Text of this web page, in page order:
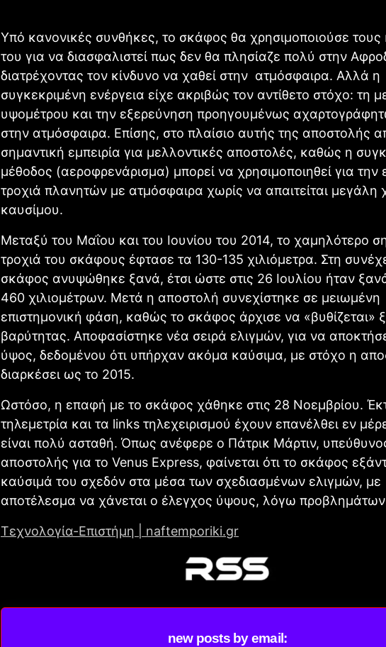
Υπό κανονικές συνθήκες, το σκάφος θα χρησιμοποιούσε τους
του για να διασφαλιστεί πως δεν θα πλησίαζε πολύ στην
διατρέχοντας τον κίνδυνο να χαθεί στην ατμόσφαιρα. Αλλά η
συγκεκριμένη ενέργεια είχε ακριβώς τον αντίθετο στόχο: τη
υψομέτρου και την εξερεύνηση προηγουμένως
στην ατμόσφαιρα. Επίσης, στο πλαίσιο αυτής της αποστολής
σημαντική εμπειρία για μελλοντικές αποστολές, καθώς η
μέθοδος (αεροφρενάρισμα) μπορεί να χρησιμοποιηθεί για την
τροχιά πλανητών με ατμόσφαιρα χωρίς να απαιτείται μεγάλη
καυσίμου.
Μεταξύ του Μαΐου και του Ιουνίου του 2014, το χαμηλότερο
τροχιά του σκάφους έφτασε τα 130-135 χιλιόμετρα. Στη
σκάφος ανυψώθηκε ξανά, έτσι ώστε στις 26 Ιουλίου ήταν
460 χιλιομέτρων. Μετά η αποστολή συνεχίστηκε σε μειωμένη
επιστημονική φάση, καθώς το σκάφος άρχισε να «βυθίζεται»
βαρύτητας. Αποφασίστηκε νέα σειρά ελιγμών, για να
ύψος, δεδομένου ότι υπήρχαν ακόμα καύσιμα, με στόχο η
διαρκέσει ως το 2015.
Ωστόσο, η επαφή με το σκάφος χάθηκε στις 28 Νοεμβρίου.
τηλεμετρία και τα links τηλεχειρισμού έχουν επανέλθει εν
είναι πολύ ασταθή. Όπως ανέφερε ο Πάτρικ Μάρτιν,
αποστολής για το Venus Express, φαίνεται ότι το σκάφος
καύσιμά του σχεδόν στα μέσα των σχεδιασμένων ελιγμών, με
αποτέλεσμα να χάνεται ο έλεγχος ύψους, λόγω
Τεχνολογία-Επιστήμη | naftemporiki.gr
new posts by email: